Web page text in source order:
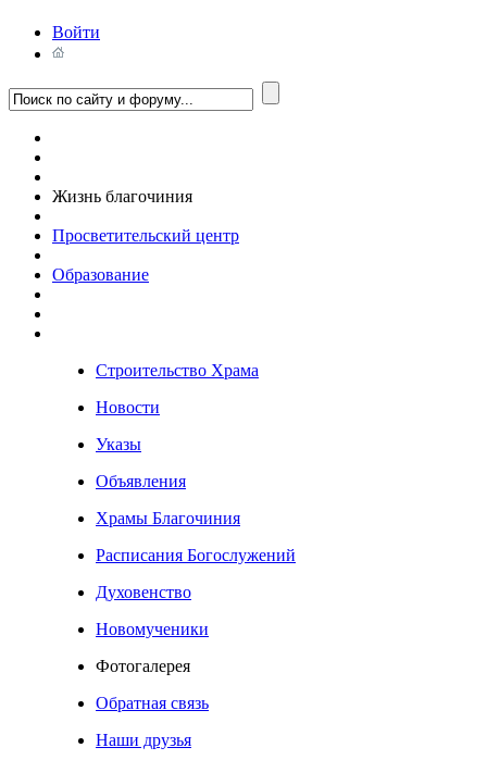
Войти
Жизнь благочиния
Просветительский центр
Образование
Строительство Храма
Новости
Указы
Объявления
Храмы Благочиния
Расписания Богослужений
Духовенство
Новомученики
Фотогалерея
Обратная связь
Наши друзья